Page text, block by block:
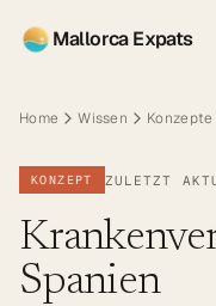
Mallorca Expats
Home Wissen Konzepte
KONZEPT ZULETZT
Spanien